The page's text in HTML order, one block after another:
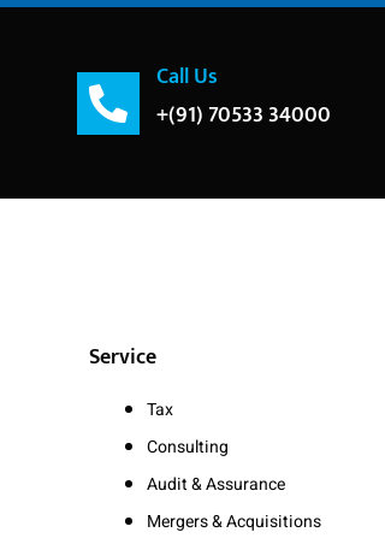
Call Us
+(91) 70533 34000
Service
Tax
Consulting
Audit & Assurance
Mergers & Acquisitions